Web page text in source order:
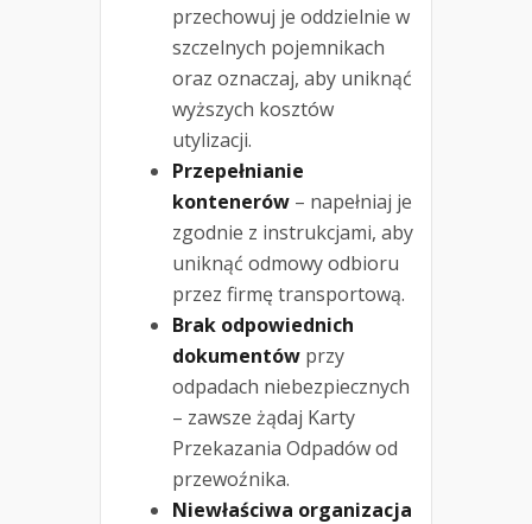
przechowuj je oddzielnie w
szczelnych pojemnikach
oraz oznaczaj, aby uniknąć
wyższych kosztów
utylizacji.
Przepełnianie
kontenerów – napełniaj je
zgodnie z instrukcjami, aby
uniknąć odmowy odbioru
przez firmę transportową.
Brak odpowiednich
dokumentów przy
odpadach niebezpiecznych
– zawsze żądaj Karty
Przekazania Odpadów od
przewoźnika.
Niewłaściwa organizacja